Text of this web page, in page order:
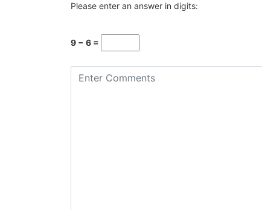
Please enter an answer in digits:
9 − 6 =